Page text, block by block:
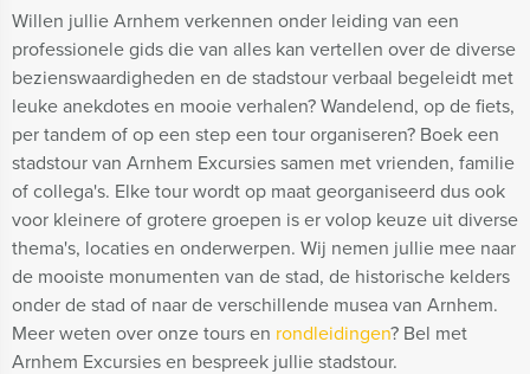
Willen jullie Arnhem verkennen onder leiding van een
professionele gids die van alles kan vertellen over de diverse
bezienswaardigheden en de stadstour verbaal begeleidt met
leuke anekdotes en mooie verhalen? Wandelend, op de fiets,
per tandem of op een step een tour organiseren? Boek een
stadstour van Arnhem Excursies samen met vrienden, familie
of collega's. Elke tour wordt op maat georganiseerd dus ook
voor kleinere of grotere groepen is er volop keuze uit diverse
thema's, locaties en onderwerpen. Wij nemen jullie mee naar
de mooiste monumenten van de stad, de historische kelders
onder de stad of naar de verschillende musea van Arnhem.
Meer weten over onze tours en rondleidingen? Bel met
Arnhem Excursies en bespreek jullie stadstour.